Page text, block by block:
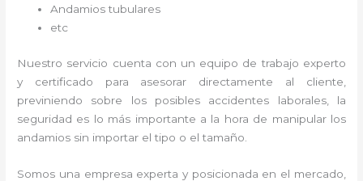
Andamios tubulares
etc
Nuestro servicio cuenta con un equipo de trabajo experto
y certificado para asesorar directamente al cliente,
previniendo sobre los posibles accidentes laborales, la
seguridad es lo más importante a la hora de manipular los
andamios sin importar el tipo o el tamaño.
Somos una empresa experta y posicionada en el mercado,